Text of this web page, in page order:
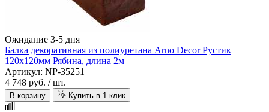
Ожидание 3-5 дня
Балка декоративная из полиуретана Arno Decor Рустик
120х120мм Рябина, длина 2м
Артикул: NP-35251
4 748 руб. / шт.
В корзину Купить в 1 клик